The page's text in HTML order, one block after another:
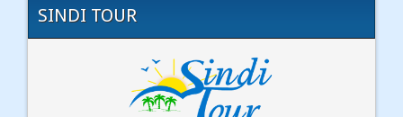
SINDI TOUR